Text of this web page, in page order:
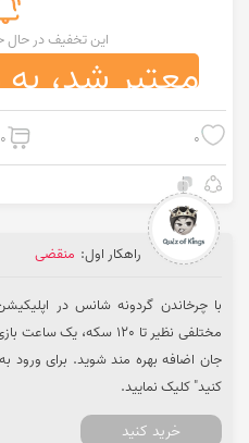
این تخفیف در حال
معتبر شد،
0
راهکار اول: منقضی
با چرخاندن گردونه شانس در
جان اضافه بهره‌ مند شوید. برای ورود
کنید" کلیک نمایید.
خرید کنید